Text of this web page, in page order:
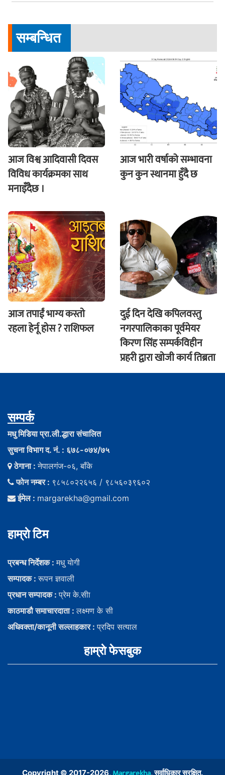
सम्बन्धित
आज विश्व आदिवासी दिवस
विविध कार्यक्रमका साथ
मनाइँदैछ ।
आज भारी वर्षाको सम्भावना
कुन कुन स्थानमा हुँदै छ
आज तपाईं भाग्य कस्ताे
रहला हेर्नू हाेस ? राशिफल
दुई दिन देखि कपिलवस्तु
नगरपालिकाका पूर्वमेयर
किरण सिंह सम्पर्कविहीन
प्रहरी द्वारा खाेजी कार्य तिब्रता
सम्पर्क
मधु मिडिया प्रा.ली.द्धारा संचालित
सुचना विभाग द. नं. : ६७८-०७४/७५
ठेगाना :नेपालगंज-०६, बाँके
फोन नम्बर : ९८५८०२२६५६ / ९८५६०३९६०२
ईमेल : margarekha@gmail.com
हाम्राे टिम
प्रबन्ध निर्देशक :मधु याेगी
सम्पादक :रूपन ज्ञवाली
प्रधान सम्पादक :प्रेम के.सीा
काठमाडौ समाचारदाता :लक्ष्मण के सी
अधिवक्ता/कानूनी सल्लाहकार :प्रदिप सत्याल
हाम्राे फेसबुक
Copyright © 2017-2026, , सर्वाधिकार सुरक्षित.